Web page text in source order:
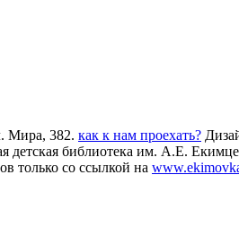
Мира, 382. как к нам проехать?
детская библиотека им. А.Е.
только со ссылкой на